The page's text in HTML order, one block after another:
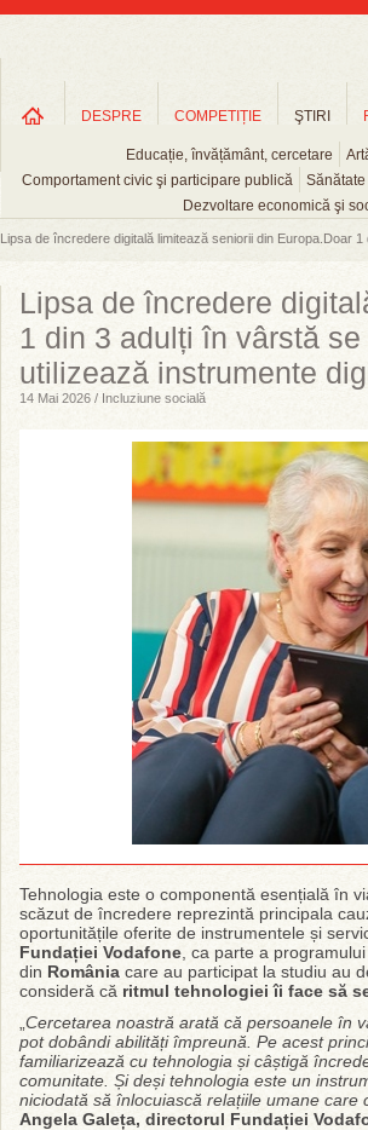
DESPRE COMPETIȚIE ŞTIRI
Educație, învățământ, cercetare
Comportament civic şi participare publică
Sănătate
Dezvoltare economică şi
Lipsa de încredere digitală limitează seniorii din Europa.Doar 1
Lipsa de încredere
1 din 3 adulți în vârstă
utilizează instrumente
14 Mai 2026 / Incluziune socială
Tehnologia este o componentă esențială în
scăzut de încredere reprezintă principala
oportunitățile oferite de instrumentele și
Fundației Vodafone , ca parte a programului
din România care au participat la studiu au
consideră că ritmul tehnologiei îi face să
Cercetarea noastră arată că persoanele în
pot dobândi abilități împreună. Pe acest
familiarizează cu tehnologia și câștigă
comunitate. Și deși tehnologia este un
niciodată să înlocuiască relațiile umane care
Angela Galeța, directorul Fundației